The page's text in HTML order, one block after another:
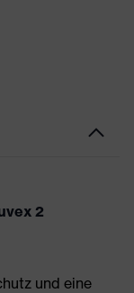
2
und eine